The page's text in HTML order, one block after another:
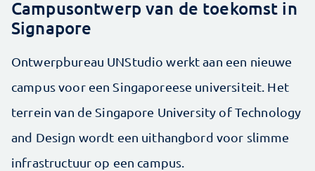
Campusontwerp van de toekomst in
Signapore
Ontwerpbureau UNStudio werkt aan een nieuwe
campus voor een Singaporeese universiteit. Het
terrein van de Singapore University of Technology
and Design wordt een uithangbord voor slimme
infrastructuur op een campus.